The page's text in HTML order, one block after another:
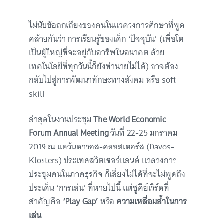
ไม่นับข้อถกเถียงของคนในแวดวงการศึกษาที่พูด
คล้ายกันว่า การเรียนรู้ของเด็ก ‘ปัจจุบัน’ (เพื่อโต
เป็นผู้ใหญ่ที่จะอยู่กับอาชีพในอนาคต ด้วย
เทคโนโลยีที่ทุกวันนี้ก็ยังทำนายไม่ได้) อาจต้อง
กลับไปสู่การพัฒนาทักษะทางสังคม หรือ soft
skill
ล่าสุดในงานประชุมThe World Economic
Forum Annual Meetingวันที่ 22-25 มกราคม
2019 ณ แคว้นดาวอส-คลอสเตอร์ส (Davos-
Klosters) ประเทศสวิตเซอร์แลนด์ แวดวงการ
ประชุมคนในภาคธุรกิจ ก็เลี่ยงไม่ได้ที่จะไม่พูดถึง
ประเด็น ‘การเล่น’ ที่หายไปนี้ แต่ชูคีย์เวิร์ดที่
สำคัญคือ ‘Play Gap’หรือ ความเหลื่อมล้ำในการ
เล่น